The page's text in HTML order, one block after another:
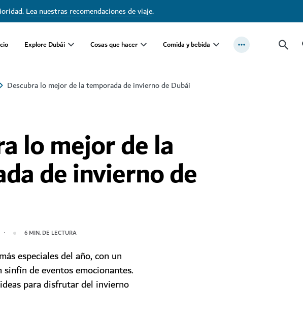
Lea nuestras recomendaciones de viaje.
Explore Dubái Cosas que hacer Comida y bebida
Descubra lo mejor de la temporada de invierno de Dubái
lo mejor de la
de invierno de
6 MIN. DE LECTURA
especiales del año, con un
de eventos emocionantes.
para disfrutar del invierno